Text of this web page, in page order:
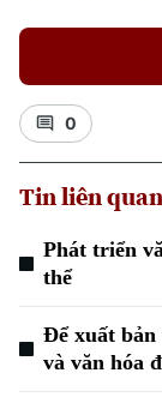
0
Tin liên quan
Phát triển
thể
Để xuất
và văn hóa